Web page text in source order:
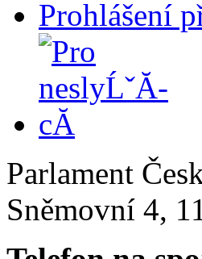
Prohlášení
Parlament
Sněmovní 4,